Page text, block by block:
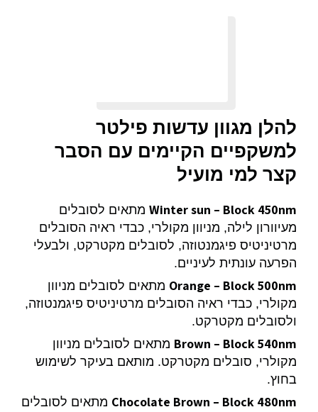
להלן מגוון עדשות פילטר
למשקפיים הקיימים עם הסבר
קצר למי מועיל
Winter sun – Block 450nm מתאים לסובלים
מעיוורון לילה, מניוון מקולרי, כבדי ראיה הסובלים
מרטיניטיס פיגמנטוזה, לסובלים מקטרקט, ולבעלי
הפרעה עונתית לעיניים.
Orange – Block 500nm מתאים לסובלים מניוון
מקולרי, כבדי ראיה הסובלים מרטיניטיס פיגמנטוזה,
ולסובלים מקטרקט.
Brown – Block 540nm מתאים לסובלים מניוון
מקולרי, סובלים מקטרקט. מותאם בעיקר לשימוש
בחוץ.
Chocolate Brown – Block 480nm מתאים לסובלים